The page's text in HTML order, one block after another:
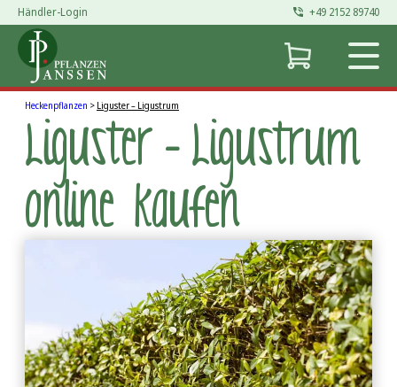
Händler-Login +49 2152 89740
Heckenpflanzen > Liguster – Ligustrum
Liguster – Ligustrum
online kaufen